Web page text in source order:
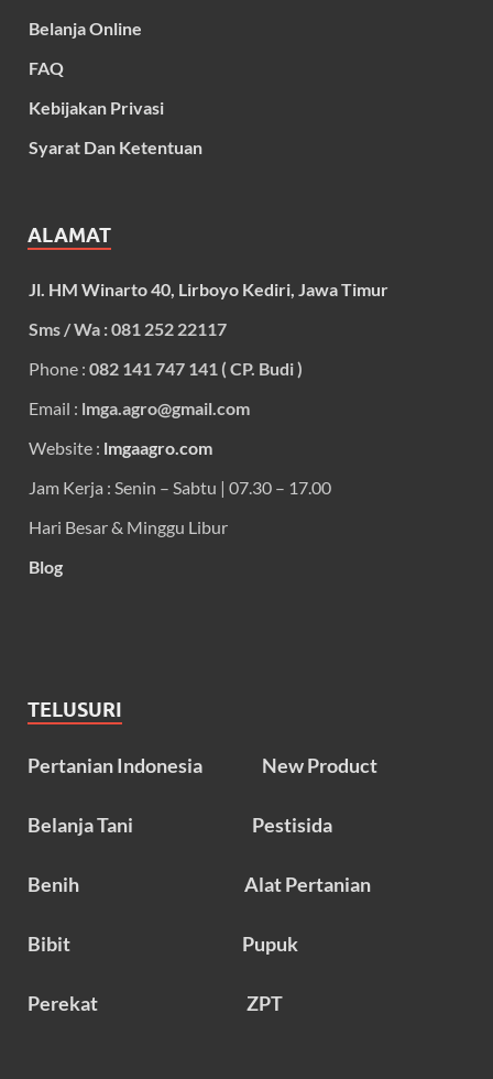
Belanja Online
FAQ
Kebijakan Privasi
Syarat Dan Ketentuan
ALAMAT
Jl. HM Winarto 40, Lirboyo Kediri, Jawa Timur
Sms / Wa : 081 252 22117
Phone : 082 141 747 141 ( CP. Budi )
Email : lmga.agro@gmail.com
Website : lmgaagro.com
Jam Kerja : Senin – Sabtu | 07.30 – 17.00
Hari Besar & Minggu Libur
Blog
TELUSURI
Pertanian Indonesia New Product
Belanja Tani Pestisida
Benih Alat Pertanian
Bibit Pupuk
Perekat ZPT